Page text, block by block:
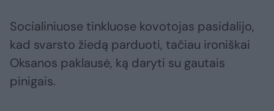
Socialiniuose tinkluose kovotojas pasidalijo,
kad svarsto žiedą parduoti, tačiau ironiškai
Oksanos paklausė, ką daryti su gautais
pinigais.